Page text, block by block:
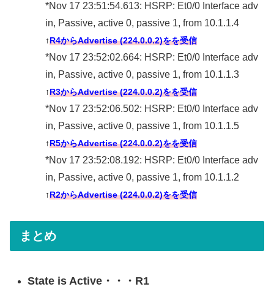
*Nov 17 23:51:54.613: HSRP: Et0/0 Interface adv
in, Passive, active 0, passive 1, from 10.1.1.4
↑R4からAdvertise (224.0.0.2)をを受信
*Nov 17 23:52:02.664: HSRP: Et0/0 Interface adv
in, Passive, active 0, passive 1, from 10.1.1.3
↑R3からAdvertise (224.0.0.2)をを受信
*Nov 17 23:52:06.502: HSRP: Et0/0 Interface adv
in, Passive, active 0, passive 1, from 10.1.1.5
↑R5からAdvertise (224.0.0.2)をを受信
*Nov 17 23:52:08.192: HSRP: Et0/0 Interface adv
in, Passive, active 0, passive 1, from 10.1.1.2
↑R2からAdvertise (224.0.0.2)をを受信
まとめ
State is Active・・・R1